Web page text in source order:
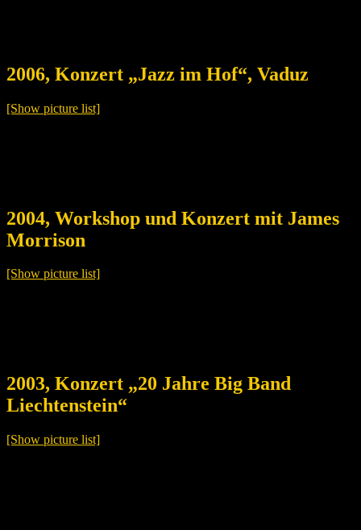
2006, Konzert „Jazz im Hof“, Vaduz
[Show picture list]
2004, Workshop und Konzert mit James
Morrison
[Show picture list]
2003, Konzert „20 Jahre Big Band
Liechtenstein“
[Show picture list]